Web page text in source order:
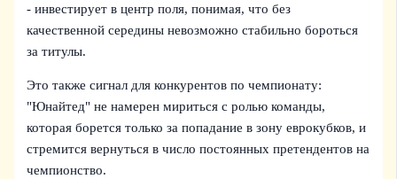
- инвестирует в центр поля, понимая, что без
качественной середины невозможно стабильно бороться
за титулы.
Это также сигнал для конкурентов по чемпионату:
"Юнайтед" не намерен мириться с ролью команды,
которая борется только за попадание в зону еврокубков, и
стремится вернуться в число постоянных претендентов на
чемпионство.